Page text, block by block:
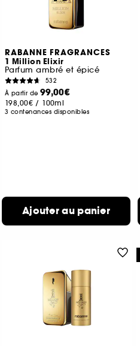
RABANNE FRAGRANCES
1 Million Elixir
Parfum ambré et épicé
532
À partir de 99,00€
198,00€ / 100ml
3 contenances disponibles
Ajouter au panier